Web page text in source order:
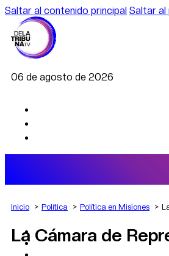
Saltar al contenido principal Saltar al
06 de agosto de 2026
AGRO
DEPORTES
Inicio Política Política en Misiones
La Cámara de